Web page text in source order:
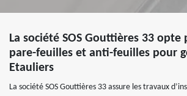
La société SOS Gouttières 33
pare-feuilles et anti-feuilles pour
Etauliers
La société SOS Gouttières 33 assure les travaux